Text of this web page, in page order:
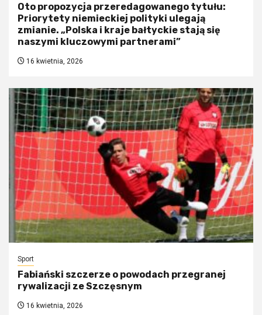
Oto propozycja przeredagowanego tytułu:
Priorytety niemieckiej polityki ulegają
zmianie. „Polska i kraje bałtyckie stają się
naszymi kluczowymi partnerami”
16 kwietnia, 2026
Sport
Fabiański szczerze o powodach przegranej
rywalizacji ze Szczęsnym
16 kwietnia, 2026